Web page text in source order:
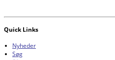
Quick Links
Nyheder
Søg